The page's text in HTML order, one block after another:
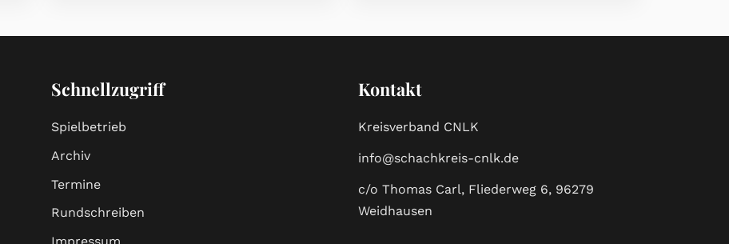
Schnellzugriff
Spielbetrieb
Archiv
Termine
Rundschreiben
Kontakt
Kreisverband CNLK
info@schachkreis-cnlk.de
c/o Thomas Carl, Fliederweg 6, 96279
Weidhausen